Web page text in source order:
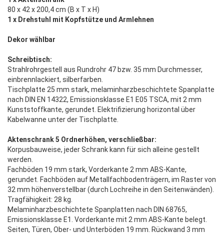
80 x 42 x 200,4 cm (B x T x H)
1 x Drehstuhl mit Kopfstütze und Armlehnen
Dekor wählbar
Schreibtisch:
Strahlrohrgestell aus Rundrohr 47 bzw. 35 mm Durchmesser,
einbrennlackiert, silberfarben.
Tischplatte 25 mm stark, melaminharzbeschichtete Spanplatte
nach DIN EN 14322, Emissionsklasse E1 E05 TSCA, mit 2 mm
Kunststoffkante, gerundet. Elektrifizierung horizontal über
Kabelwanne unter der Tischplatte.
Aktenschrank 5 Ordnerhöhen, verschließbar:
Korpusbauweise, jeder Schrank kann für sich alleine gestellt
werden.
Fachböden 19 mm stark, Vorderkante 2 mm ABS-Kante,
gerundet. Fachböden auf Metallfachbodenträgern, im Raster von
32 mm höhenverstellbar (durch Lochreihe in den Seitenwänden).
Tragfähigkeit: 28 kg.
Melaminharzbeschichtete Spanplatten nach DIN 68765,
Emissionsklasse E1. Vorderkante mit 2 mm ABS-Kante belegt.
Seiten, Türen, Ober- und Unterböden 19 mm. Rückwand 3 mm